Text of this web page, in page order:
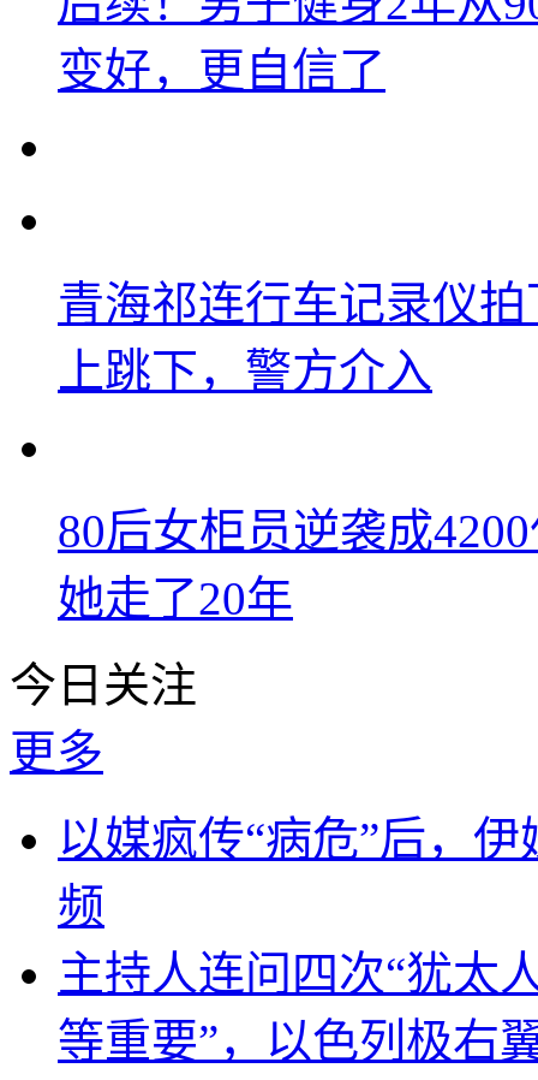
变好，更自信了
青海祁连行车记录仪
上跳下，警方介入
80后女柜员逆袭成
她走了20年
今日关注
更多
以媒疯传“病危”后，
频
主持人连问四次“犹太
等重要”，以色列极右